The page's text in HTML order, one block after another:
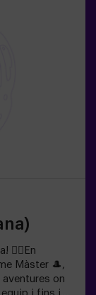
fosques
de jocs
🧙‍♀️En
Màster 🎩,
on